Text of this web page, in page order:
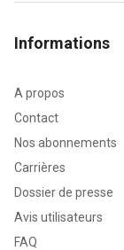
Informations
A propos
Contact
Nos abonnements
Carrières
Dossier de presse
Avis utilisateurs
FAQ